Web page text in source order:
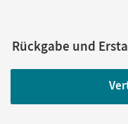
Rückgabe und